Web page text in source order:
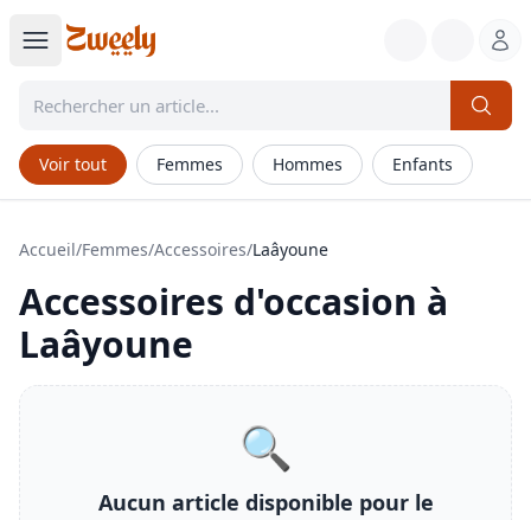
Voir tout Femmes Hommes Enfants
Accueil/Femmes/Accessoires/Laâyoune
Accessoires d'occasion à
Laâyoune
🔍
Aucun article disponible pour le